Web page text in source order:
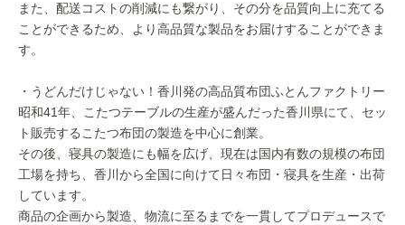
また、配送コストの削減にも繋がり、その分を品質向上に充てる
ことができるため、より高品質な製品をお届けすることができま
す。
・うどんだけじゃない！香川発の高品質布団ふとんファクトリー
昭和41年、こたつテーブルの生産が盛んだった香川県にて、セッ
ト販売するこたつ布団の製造を中心に創業。
その後、寝具の製造にも幅を広げ、現在は国内有数の規模の布団
工場を持ち、香川から全国に向けて日々布団・寝具を生産・出荷
しています。
商品の企画から製造、物流に至るまでを一貫してプロデュースで